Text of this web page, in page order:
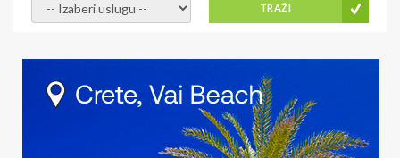
- Izaberite uslugu - TRAŽI